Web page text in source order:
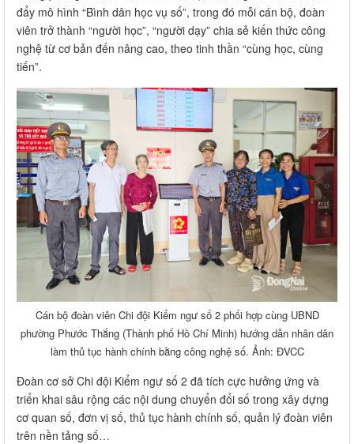
đẩy mô hình “Bình dân học vụ số”, trong đó mỗi cán bộ, đoàn
viên trở thành “người học”, “người dạy” chia sẻ kiến thức công
nghệ từ cơ bản đến nâng cao, theo tinh thần “cùng học, cùng
tiến”.
Cán bộ đoàn viên Chi đội Kiểm ngư số 2 phối hợp cùng UBND
phường Phước Thắng (Thành phố Hồ Chí Minh) hướng dẫn nhân dân
làm thủ tục hành chính bằng công nghệ số. Ảnh: ĐVCC
Đoàn cơ sở Chi đội Kiểm ngư số 2 đã tích cực hưởng ứng và
triển khai sâu rộng các nội dung chuyển đổi số trong xây dựng
cơ quan số, đơn vị số, thủ tục hành chính số, quản lý đoàn viên
trên nền tảng số…